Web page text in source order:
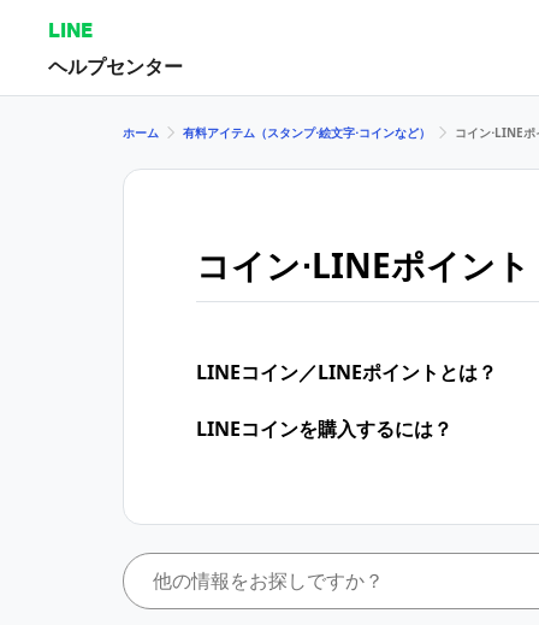
LINE
ヘルプセンター
ホーム 有料アイテム（スタンプ⋅絵文字⋅コインなど） コイン⋅LINE
コイン⋅LINEポイント
LINEコイン／LINEポイントとは？
LINEコインを購入するには？